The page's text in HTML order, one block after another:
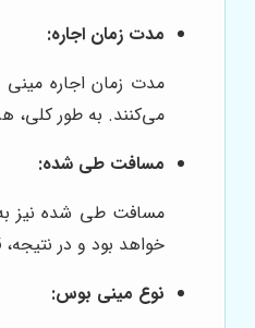
مدت زمان اجاره:
مدت زمان اجاره
می‌کنند. به طور کلی،
مسافت طی شده:
مسافت طی شده نیز به
خواهد بود و در
نوع مینی بوس: